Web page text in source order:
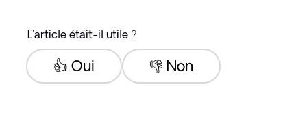
L'article était-il utile ?
👎 Non
👍 Oui